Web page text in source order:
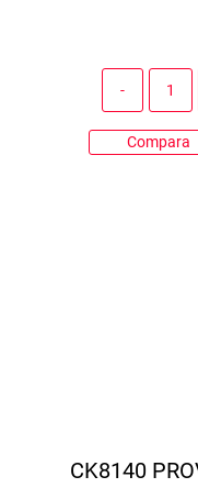
Compara
CK8140